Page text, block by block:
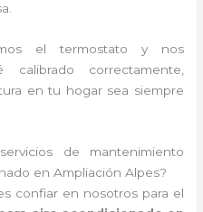
el termostato y nos
correctamente,
en tu hogar sea siempre
de mantenimiento
en Ampliación Alpes?
confiar en nosotros para el